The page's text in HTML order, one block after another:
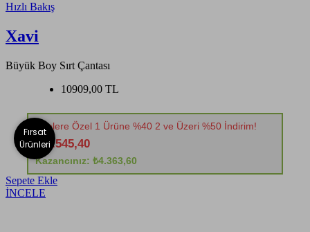
Hızlı Bakış
Xavi
Büyük Boy Sırt Çantası
10909,00 TL
Üyelere Özel 1 Ürüne %40 2 ve Üzeri %50 İndirim!
₺6.545,40
Kazancınız: ₺4.363,60
Sepete Ekle
İNCELE
Fırsat
Ürünleri